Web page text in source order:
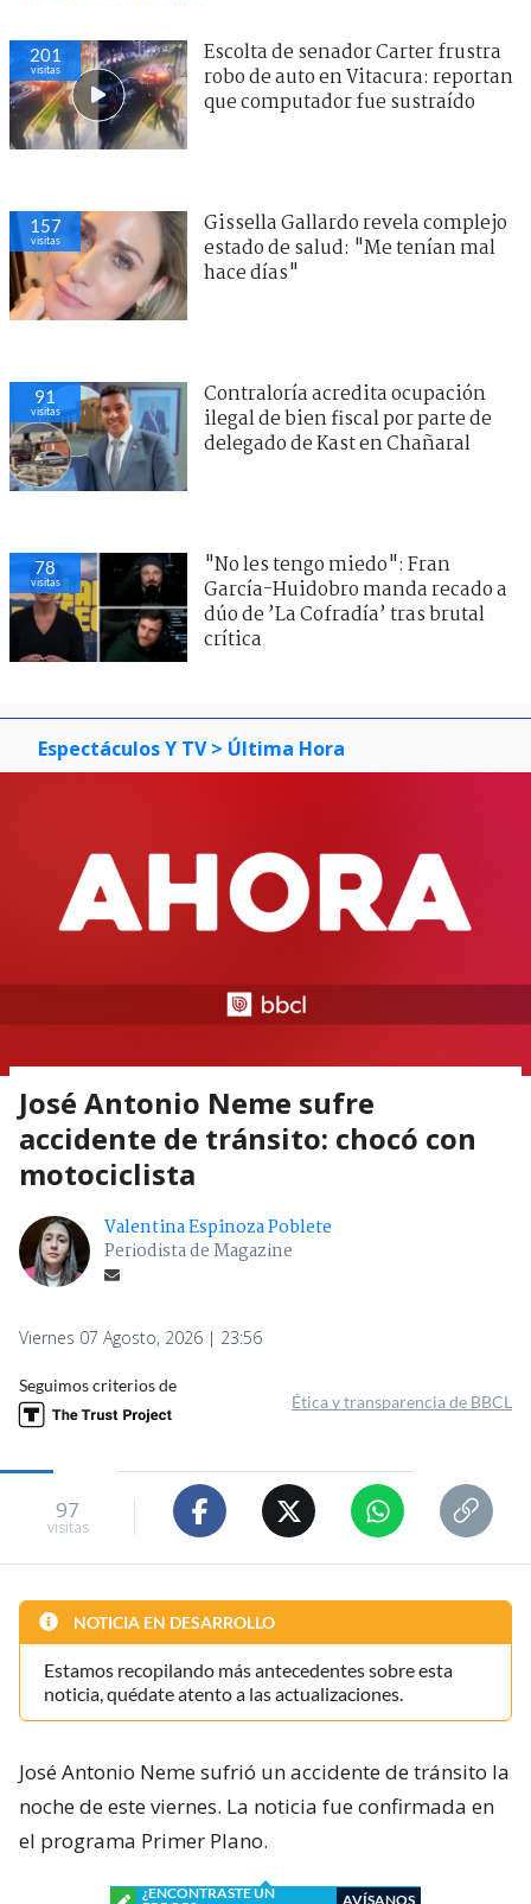
201
visitas
Escolta de senador Carter frustra
robo de auto en Vitacura: reportan
que computador fue sustraído
157
visitas
Gissella Gallardo revela complejo
estado de salud: "Me tenían mal
hace días"
91
visitas
Contraloría acredita ocupación
ilegal de bien fiscal por parte de
delegado de Kast en Chañaral
78
visitas
"No les tengo miedo": Fran
García-Huidobro manda recado a
dúo de ’La Cofradía’ tras brutal
crítica
Espectáculos Y TV > Última Hora
José Antonio Neme sufre
accidente de tránsito: chocó con
motociclista
Valentina Espinoza Poblete
Periodista de Magazine
Viernes 07 Agosto, 2026 | 23:56
Seguimos criterios de
Ética y transparencia de BBCL
97
visitas
NOTICIA EN DESARROLLO
Estamos recopilando más antecedentes sobre esta
noticia, quédate atento a las actualizaciones.
José Antonio Neme sufrió un accidente de tránsito la
noche de este viernes. La noticia fue confirmada en
el programa Primer Plano.
¿ENCONTRASTE UN
AVÍSANOS